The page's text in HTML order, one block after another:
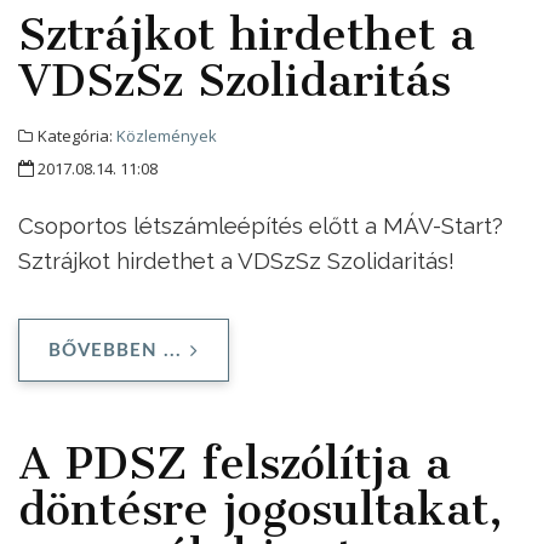
Sztrájkot hirdethet a
VDSzSz Szolidaritás
Kategória: Közlemények
2017.08.14. 11:08
Csoportos létszámleépítés előtt a MÁV-Start?
Sztrájkot hirdethet a VDSzSz Szolidaritás!
BŐVEBBEN ...
A PDSZ felszólítja a
döntésre jogosultakat,